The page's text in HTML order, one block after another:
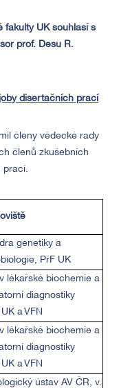
fakulty UK souhlasí s
prof. Desu R.
disertačních prací
členy vědecké rady
členů zkušebních
prací.
genetiky a
PřF UK
lékařské biochemie a
diagnostiky
a VFN
lékařské biochemie a
diagnostiky
a VFN
ústav AV ČR, v.